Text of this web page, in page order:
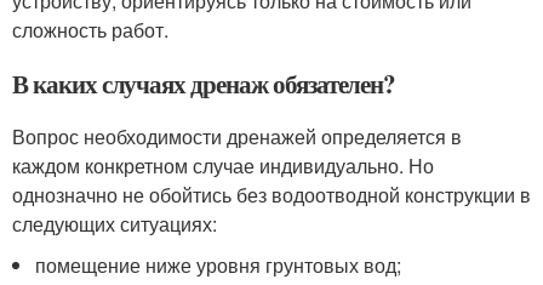
сложность работ.
В каких случаях дренаж обязателен?
Вопрос необходимости дренажей определяется в
каждом конкретном случае индивидуально. Но
однозначно не обойтись без водоотводной конструкции в
следующих ситуациях:
помещение ниже уровня грунтовых вод;